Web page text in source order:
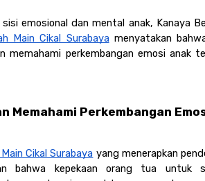
emosional dan mental anak, Kanaya
Main Cikal Surabaya menyatakan
memahami perkembangan emosi anak
Memahami Perkembangan
Cikal Surabaya yang menerapkan
bahwa kepekaan orang tua untuk